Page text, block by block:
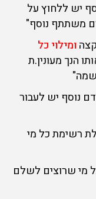
יש ללחוץ על
משתתף נוסף"
ומילוי כל
הנך מעונין.ת
נוסף יש לעבור
רשימת כל מי
מי שרוצים לשלם